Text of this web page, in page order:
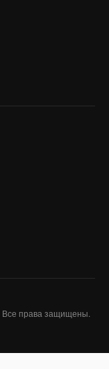
Все права защищены.